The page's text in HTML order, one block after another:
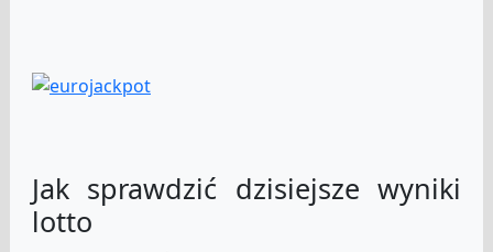
Jak sprawdzić dzisiejsze wyniki
lotto